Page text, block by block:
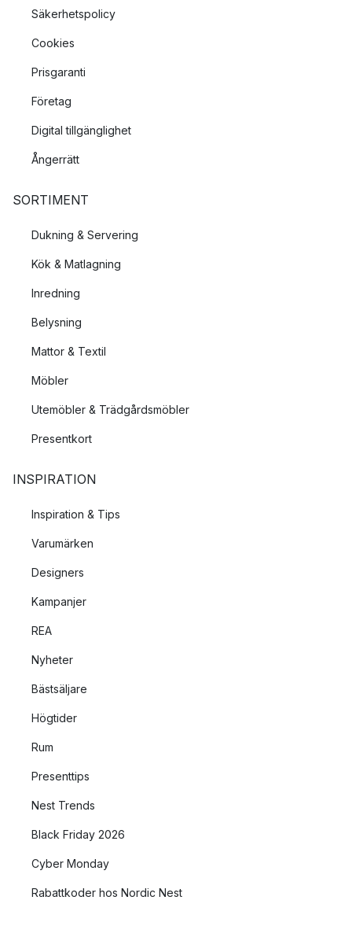
Säkerhetspolicy
Cookies
Prisgaranti
Företag
Digital tillgänglighet
Ångerrätt
SORTIMENT
Dukning & Servering
Kök & Matlagning
Inredning
Belysning
Mattor & Textil
Möbler
Utemöbler & Trädgårdsmöbler
Presentkort
INSPIRATION
Inspiration & Tips
Varumärken
Designers
Kampanjer
REA
Nyheter
Bästsäljare
Högtider
Rum
Presenttips
Nest Trends
Black Friday 2026
Cyber Monday
Rabattkoder hos Nordic Nest